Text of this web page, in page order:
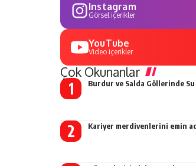
Instagram
Görsel içerikler
YouTube
Video içerikler
Çok Okunanlar
Burdur ve Salda Göllerinde
Kariyer merdivenlerini emin